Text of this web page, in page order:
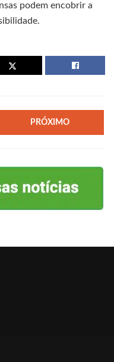
podem encobrir a
PRÓXIMO